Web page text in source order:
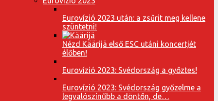
Eurovízió 2023 után: a zsűrit meg kellene
szüntetni!
Nézd Käärijä első ESC utáni koncertjét
élőben!
Eurovízió 2023: Svédország a győztes!
Eurovízió 2023: Svédország győzelme a
legvalószínűbb a döntőn, de…